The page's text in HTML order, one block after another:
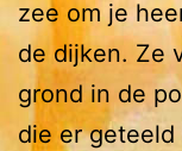
zee om je
de dijken. Ze
grond in de
die er